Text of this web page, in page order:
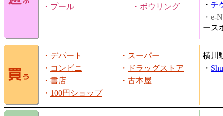
・ プール ・ ボウリング
・ チ
・e-
ース
・ デパート ・ スーパー
・ コンビニ ・
ドラッグストア
・ 書店 ・ 古本屋
・ 100円ショップ
横川
・